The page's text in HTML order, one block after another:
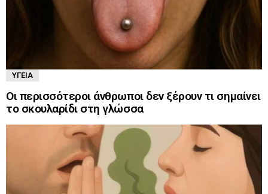
ΥΓΕΊΑ
Οι περισσότεροι άνθρωποι δεν ξέρουν τι σημαίνει
το σκουλαρίδι στη γλώσσα